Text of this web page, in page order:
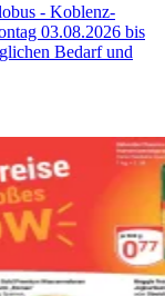
- Koblenz-
03.08.2026 bis
Bedarf und